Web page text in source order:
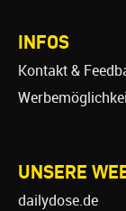
INFOS
Kontakt &
UNSERE
dailydose.de